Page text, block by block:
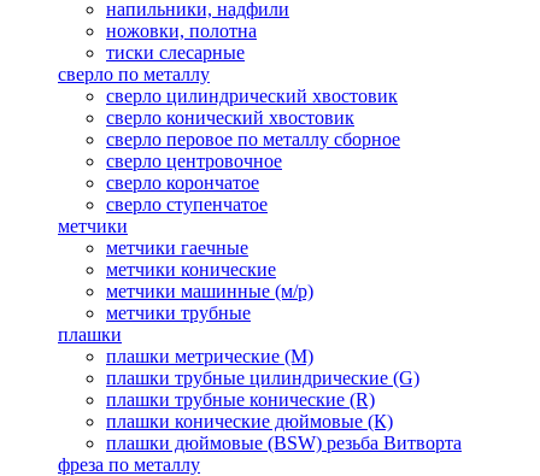
напильники, надфили
ножовки, полотна
тиски слесарные
сверло по металлу
сверло цилиндрический хвостовик
сверло конический хвостовик
сверло перовое по металлу сборное
сверло центровочное
сверло корончатое
сверло ступенчатое
метчики
метчики гаечные
метчики конические
метчики машинные (м/р)
метчики трубные
плашки
плашки метрические (М)
плашки трубные цилиндрические (G)
плашки трубные конические (R)
плашки конические дюймовые (К)
плашки дюймовые (BSW) резьба Витворта
фреза по металлу